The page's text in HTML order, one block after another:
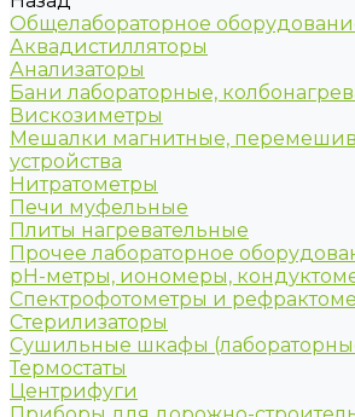
Общелабораторное
Аквадистилляторы
Анализаторы
Бани лабораторные,
Вискозиметры
Мешалки магнитные,
устройства
Нитратометры
Печи муфельные
Плиты нагревательные
Прочее лабораторное
рН-метры, иономеры,
Спектрофотометры и
Стерилизаторы
Сушильные шкафы
Термостаты
Центрифуги